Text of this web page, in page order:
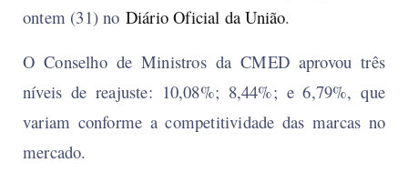
ontem (31) no Diário Oficial da União.
O Conselho de Ministros da CMED aprovou três
níveis de reajuste: 10,08%; 8,44%; e 6,79%, que
variam conforme a competitividade das marcas no
mercado.